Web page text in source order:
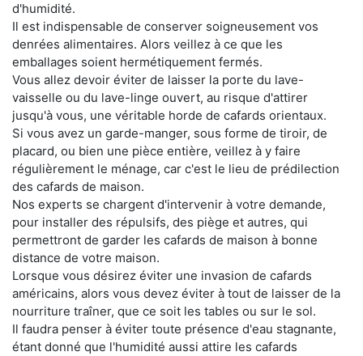
d'humidité.
Il est indispensable de conserver soigneusement vos
denrées alimentaires. Alors veillez à ce que les
emballages soient hermétiquement fermés.
Vous allez devoir éviter de laisser la porte du lave-
vaisselle ou du lave-linge ouvert, au risque d'attirer
jusqu'à vous, une véritable horde de cafards orientaux.
Si vous avez un garde-manger, sous forme de tiroir, de
placard, ou bien une pièce entière, veillez à y faire
régulièrement le ménage, car c'est le lieu de prédilection
des cafards de maison.
Nos experts se chargent d'intervenir à votre demande,
pour installer des répulsifs, des piège et autres, qui
permettront de garder les cafards de maison à bonne
distance de votre maison.
Lorsque vous désirez éviter une invasion de cafards
américains, alors vous devez éviter à tout de laisser de la
nourriture traîner, que ce soit les tables ou sur le sol.
Il faudra penser à éviter toute présence d'eau stagnante,
étant donné que l'humidité aussi attire les cafards